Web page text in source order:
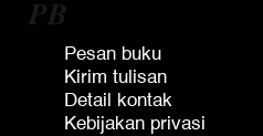
𝑷𝑩
Pesan buku
Kirim tulisan
Detail kontak
Kebijakan privasi